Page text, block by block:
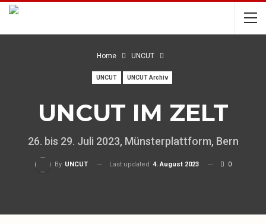
Home UNCUT
UNCUT UNCUT Archiv
UNCUT IM ZELT
26. bis 29. Juli 2023, Münsterplattform, Bern
By UNCUT Last updated 4. August 2023 0